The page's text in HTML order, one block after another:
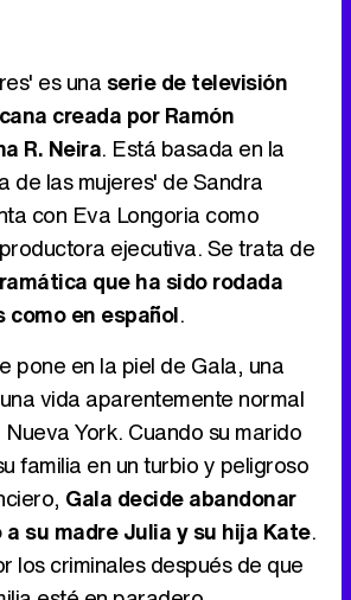
Tráiler de '33 días', la nueva serie de Atresplayer con Julián Villagrán y José Manuel Poga
Tráiler en catalán de 'Ravalear', la nueva serie de HBO Max sobre los fondos buitre
Tráiler de la tercera temporada de 'The Walking Dead: Dead City' de AMC+
Canción ganadora de Eurovisión 2026: DARA con "Bangaranga" por Bulgaria
es una serie de televisión
creada por Ramón
R. Neira. Está basada en la
de las mujeres' de Sandra
con Eva Longoria como
ejecutiva. Se trata de
que ha sido rodada
en español.
pone en la piel de Gala, una
vida aparentemente normal
York. Cuando su marido
familia en un turbio y peligroso
Gala decide abandonar
su madre Julia y su hija Kate.
los criminales después de que